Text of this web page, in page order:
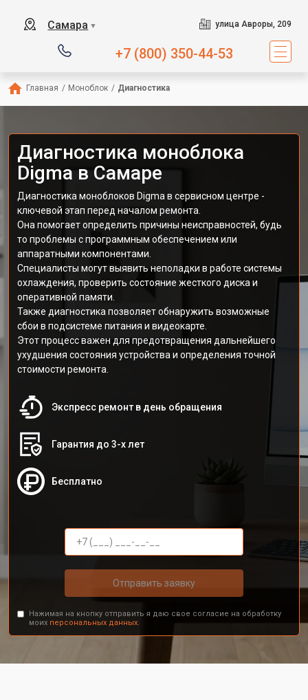
Самара ▼ улица Авроры, 209
+7 (800) 350-44-53
Главная / Моноблок / Диагностика
Диагностика моноблока
Digma в Самаре
Диагностика моноблоков Digma в сервисном центре -
ключевой этап перед началом ремонта.
Она помогает определить причины неисправностей, будь
то проблемы с программным обеспечением или
аппаратными компонентами.
Специалисты могут выявить неполадки в работе системы
охлаждения, проверить состояние жесткого диска и
оперативной памяти.
Также диагностика позволяет обнаружить возможные
сбои в подсистеме питания и видеокарте.
Этот процесс важен для предотвращения дальнейшего
ухудшения состояния устройства и определения точной
стоимости ремонта.
Экспресс ремонт в день обращения
Гарантия до 3-х лет
Бесплатно
Отправить заявку
Нажимая на кнопку отправить я даю свое согласие на обработку
моих персональных данных.